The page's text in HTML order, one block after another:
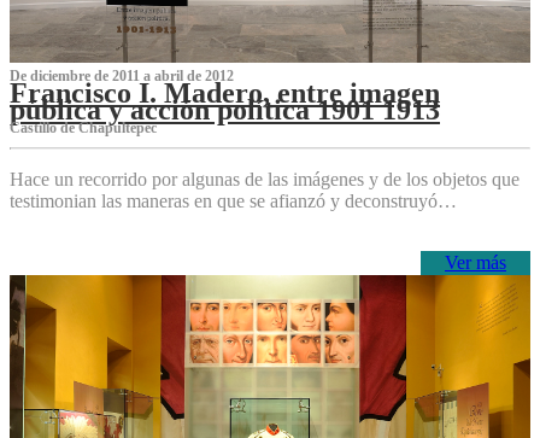
De diciembre de 2011 a abril de 2012
Francisco I. Madero, entre imagen
pública y acción política 1901 1913
Castillo de Chapultepec
Hace un recorrido por algunas de las imágenes y de los objetos que
testimonian las maneras en que se afianzó y deconstruyó…
Ver más